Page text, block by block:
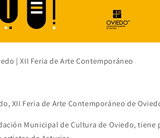
| XII Feria de Arte Contemporáneo
XII Feria de Arte Contemporáneo de
Municipal de Cultura de Oviedo, tiene